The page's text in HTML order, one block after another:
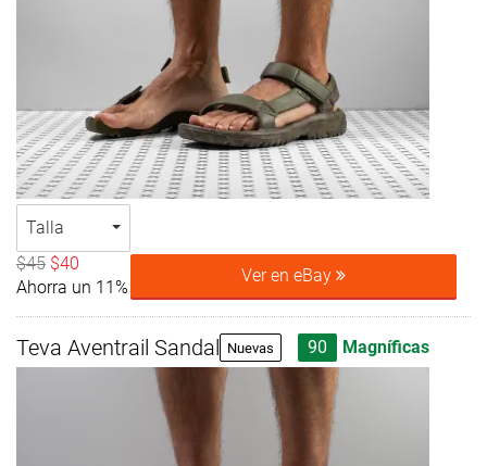
Talla
$45 $40
Ahorra un 11%
Ver en eBay
Teva Aventrail Sandal Nuevas 90 Magníficas